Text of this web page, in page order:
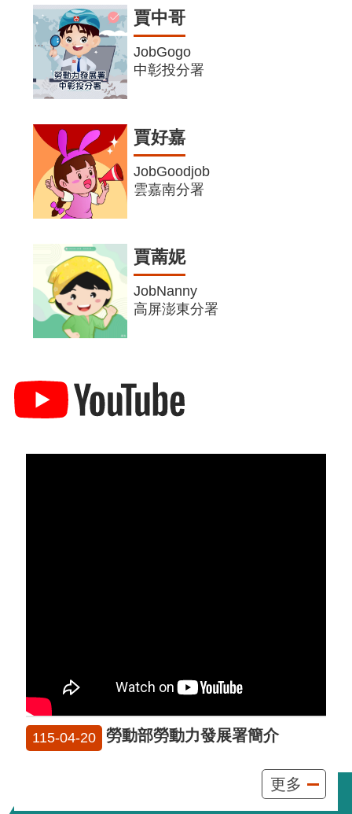
賈中哥
JobGogo
中彰投分署
賈好嘉
JobGoodjob
雲嘉南分署
賈萳妮
JobNanny
高屏澎東分署
勞動部勞動力發展署簡介
115-04-20
更多